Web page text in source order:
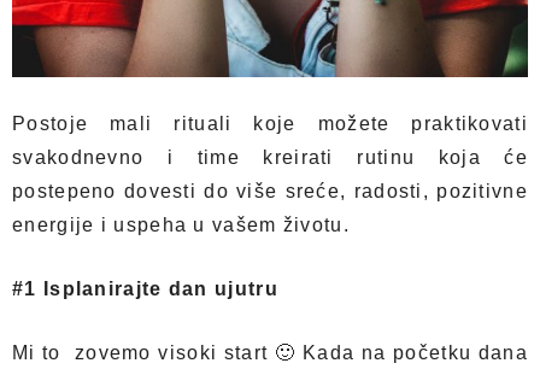
Postoje mali rituali koje možete praktikovati
svakodnevno i time kreirati rutinu koja će
postepeno dovesti do više sreće, radosti, pozitivne
energije i uspeha u vašem životu.
#1 Isplanirajte dan ujutru
Mi to zovemo visoki start 🙂 Kada na početku dana